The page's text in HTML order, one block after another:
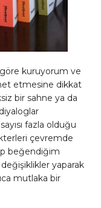
kuruyorum ve
etmesine dikkat
bir sahne ya da
fazla olduğu
çevremde
beğendiğim
yaparak
mutlaka bir